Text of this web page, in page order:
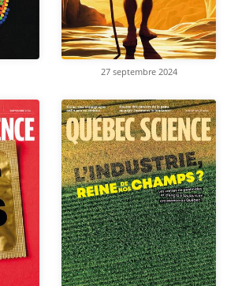
27 septembre 2024